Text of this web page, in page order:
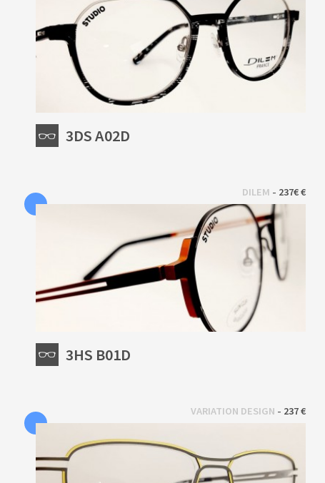
3DS A02D
DILEM - 237€ €
3HS B01D
VARIATION DESIGN - 237 €